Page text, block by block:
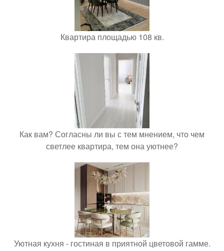
Квартира площадью 108 кв.
Как вам? Согласны ли вы с тем мнением, что чем
светлее квартира, тем она уютнее?
Уютная кухня - гостиная в приятной цветовой гамме.